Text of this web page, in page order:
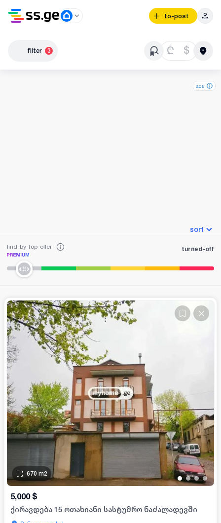
to-post
filter 3 ₾ $
ads
sort
find-by-top-offer turned-off
••••
670 m2
5,000 $
ქირავდება 15 ოთახიანი სასტუმრო ნაძალადევში